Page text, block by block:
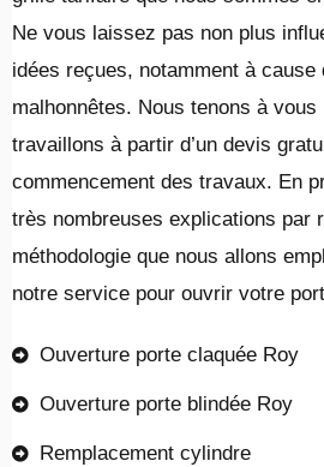
Ne vous laissez pas non plus
idées reçues, notamment à cause
malhonnêtes. Nous tenons à
travaillons à partir d’un devis
commencement des travaux. En
très nombreuses explications par
méthodologie que nous allons
notre service pour ouvrir votre
Ouverture porte claquée Roy
Ouverture porte blindée Roy
Remplacement cylindre